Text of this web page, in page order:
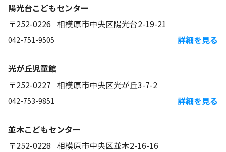
陽光台こどもセンター
〒252-0226 相模原市中央区陽光台2-19-21
042-751-9505 詳細を見る
光が丘児童館
〒252-0227 相模原市中央区光が丘3-7-2
042-753-9851 詳細を見る
並木こどもセンター
〒252-0228 相模原市中央区並木2-16-16